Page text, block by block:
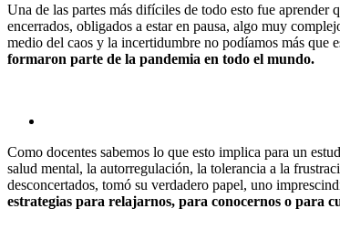
Una de las partes más difíciles de todo esto fue aprender
encerrados, obligados a estar en pausa, algo muy
medio del caos y la incertidumbre no podíamos más que
formaron parte de la pandemia en todo el mundo.
Como docentes sabemos lo que esto implica para un
salud mental, la autorregulación, la tolerancia a la
desconcertados, tomó su verdadero papel, uno
estrategias para relajarnos, para conocernos o para